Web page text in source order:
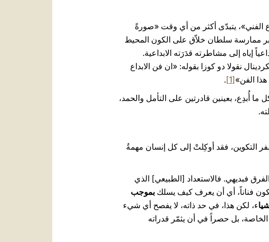
الفني»، يتبدّى أكثر من أي وقت «صورةً
ممارسة سلطان خلاّق على الكون المحيط
إياه إلى مشاطرته قدَرَته الابداعية.
نقولا دو كوزا بقوله: «ان فن الابداع
الفن»[1]
.
أُبدِع، بعينين قادرتين على التأمل والحمد،
التكوين، فقد أوكِلتْ إلى كل إنسان مهمةُ
فبديهي. فالاستعداد [الطبيعي] الذي
يكون فناناً، أي أن يعرف كيف يسلك بموجب
ء، لكن هذا، في حد ذاته، لا يفصح أي شيء
بل حصراً في أن يثمّر قدراته